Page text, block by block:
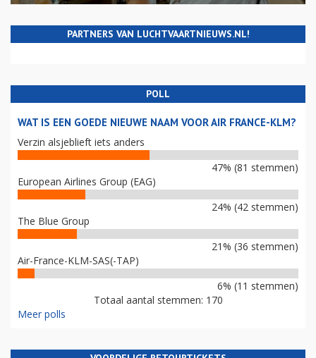
PARTNERS VAN LUCHTVAARTNIEUWS.NL!
POLL
WAT IS EEN GOEDE NIEUWE NAAM VOOR AIR FRANCE-KLM?
Verzin alsjeblieft iets anders
47% (81 stemmen)
European Airlines Group (EAG)
24% (42 stemmen)
The Blue Group
21% (36 stemmen)
Air-France-KLM-SAS(-TAP)
6% (11 stemmen)
Totaal aantal stemmen: 170
Meer polls